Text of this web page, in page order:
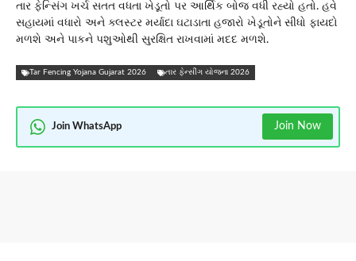
તાર ફેન્સિંગ ખર્ચ સતત વધતા ખેડૂતો પર આર્થિક બોજ વધી રહ્યો હતો. હવે
સહાયમાં વધારો અને ક્લસ્ટર મર્યાદા ઘટાડાતા હજારો ખેડૂતોને સીધો ફાયદો
મળશે અને પાકને પશુઓથી સુરક્ષિત રાખવામાં મદદ મળશે.
Tar Fencing Yojana Gujarat 2026 તાર ફેન્સીંગ યોજના 2026
Join WhatsApp Join Now